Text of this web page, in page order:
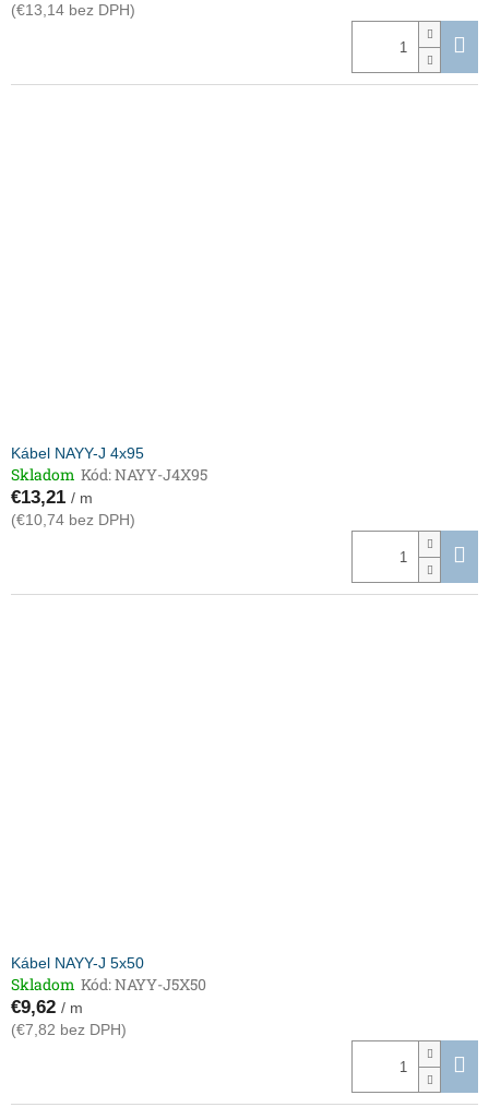
(€13,14 bez DPH)
Kábel NAYY-J 4x95
Skladom Kód:NAYY-J4X95
€13,21 / m
(€10,74 bez DPH)
Kábel NAYY-J 5x50
Skladom Kód:NAYY-J5X50
€9,62 / m
(€7,82 bez DPH)